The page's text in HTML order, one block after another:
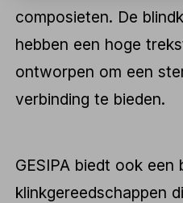
composieten. De
hebben een hoge
ontworpen om een
verbinding te bieden.
GESIPA biedt ook een
klinkgereedschappen